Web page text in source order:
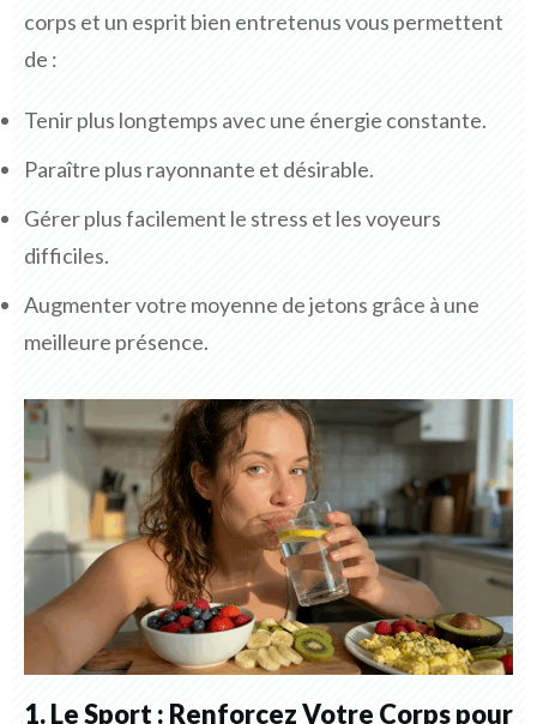
corps et un esprit bien entretenus vous permettent
de :
Tenir plus longtemps avec une énergie constante.
Paraître plus rayonnante et désirable.
Gérer plus facilement le stress et les voyeurs
difficiles.
Augmenter votre moyenne de jetons grâce à une
meilleure présence.
1. Le Sport : Renforcez Votre Corps pour